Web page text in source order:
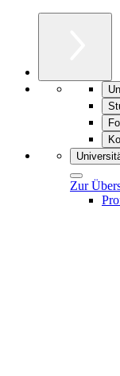
Zur